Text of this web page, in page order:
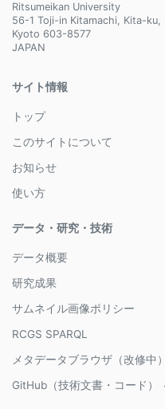
Ritsumeikan University
56-1 Toji-in Kitamachi, Kita-ku,
Kyoto 603-8577
JAPAN
サイト情報
トップ
このサイトについて
お知らせ
使い方
データ・研究・技術
データ概要
研究成果
サムネイル画像ポリシー
RCGS SPARQL
メタデータブラウザ（改修中）
GitHub（技術文書・コード）